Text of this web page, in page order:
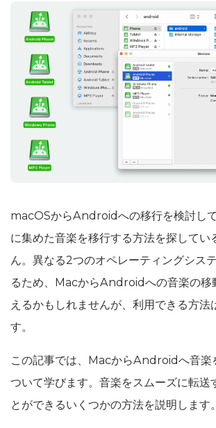
macOSからAndroidへの移行を検討し
に集めた音楽を移行する方法を探してい
ん。異なる2つのオペレーティングシス
るため、MacからAndroidへの音楽の移
えるかもしれませんが、利用できる方法
す。
この記事では、MacからAndroidへ音楽
ついて学びます。音楽をスムーズに転送
とができるいくつかの方法を説明します。